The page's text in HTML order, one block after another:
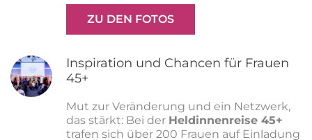
ZU DEN FOTOS
Inspiration und Chancen für Frauen
45+
Mut zur Veränderung und ein Netzwerk,
das stärkt: Bei der Heldinnenreise 45+
trafen sich über 200 Frauen auf Einladung